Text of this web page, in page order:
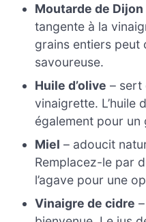
Moutarde de Dijon
tangente à la
grains entiers peut
savoureuse.
Huile d’olive – sert
vinaigrette. L’huile
également pour un
Miel – adoucit
Remplacez-le par
l’agave pour une
Vinaigre de cidre